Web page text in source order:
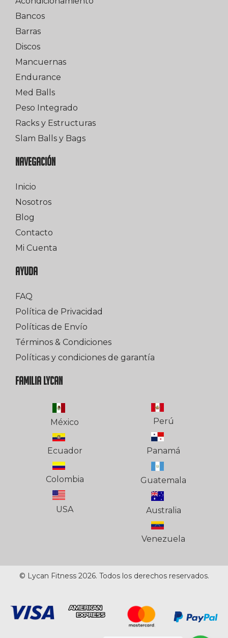
Bancos
Barras
Discos
Mancuernas
Endurance
Med Balls
Peso Integrado
Racks y Estructuras
Slam Balls y Bags
NAVEGACIÓN
Inicio
Nosotros
Blog
Contacto
Mi Cuenta
AYUDA
FAQ
Política de Privacidad
Políticas de Envío
Términos & Condiciones
Políticas y condiciones de garantía
FAMILIA LYCAN
México
Ecuador
Colombia
USA
Perú
Panamá
Guatemala
Australia
Venezuela
© Lycan Fitness 2026. Todos los derechos reservados.